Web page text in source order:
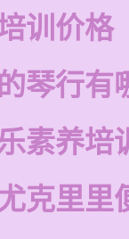
训价格
琴行有
素养培
克里里